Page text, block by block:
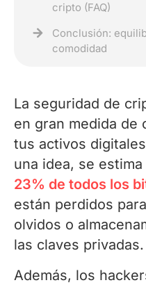
cripto (FAQ)
Conclusión:
comodidad
La seguridad de
en gran medida de
tus activos
una idea, se
23% de todos los
están perdidos
olvidos o
las claves privadas.
Además, los